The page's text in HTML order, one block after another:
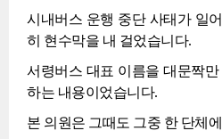
시내버스 운행 중단 사태가 일
히 현수막을 내 걸었습니다.
서령버스 대표 이름을 대문짝
하는 내용이었습니다.
본 의원은 그때도 그중 한 단체